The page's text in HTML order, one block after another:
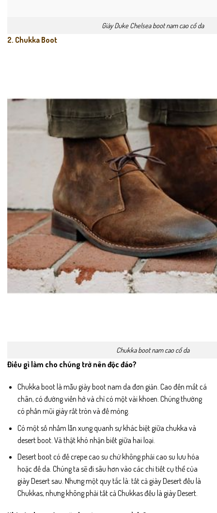
Giày Duke Chelsea boot nam cao cổ da
2. Chukka Boot
Chukka boot nam cao cổ da
Điều gì làm cho chúng trở nên độc đáo?
Chukka boot là mẫu giày boot nam da đơn giản. Cao đến mắt cá
chân, có đường viền hở và chỉ có một vài khoen. Chúng thường
có phần mũi giày rất tròn và đế mỏng.
Có một số nhầm lẫn xung quanh sự khác biệt giữa chukka và
desert boot. Và thật khó nhận biết giữa hai loại.
Desert boot có đế crepe cao su chứ không phải cao su lưu hóa
hoặc đế da. Chúng ta sẽ đi sâu hơn vào các chi tiết cụ thể của
giày Desert sau. Nhưng một quy tắc là: tất cả giày Desert đều là
Chukkas, nhưng không phải tất cả Chukkas đều là giày Desert.